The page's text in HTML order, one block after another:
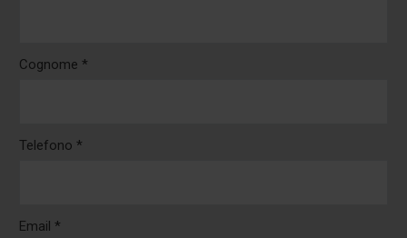
Cognome *
Telefono *
Email *